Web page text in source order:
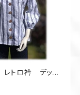
トロ衿 デッド
ブラウス 七分
衣地 ストライ